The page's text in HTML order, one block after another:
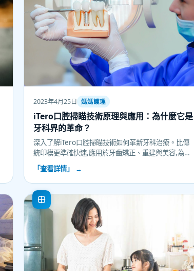
2023年4月25日 媽媽護理
iTero口腔掃瞄技術原理與應用：為什麼它是
牙科界的革命？
深入了解iTero口腔掃瞄技術如何革新牙科治療。比傳
統印模更準確快速,應用於牙齒矯正、重建與美容,為媽
媽和寶寶提供更舒適的牙科體驗。
「查看詳情」 →